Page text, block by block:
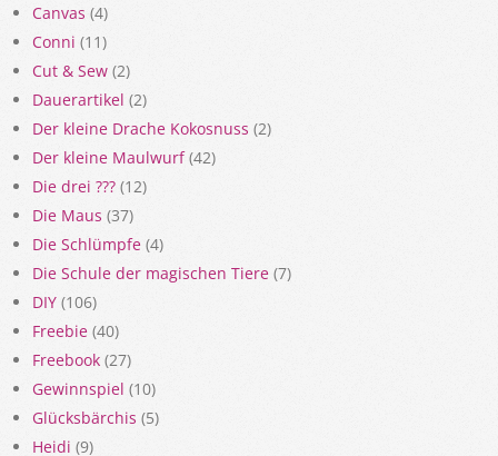
Canvas (4)
Conni (11)
Cut & Sew (2)
Dauerartikel (2)
Der kleine Drache Kokosnuss (2)
Der kleine Maulwurf(42)
Die drei ??? (12)
Die Maus (37)
Die Schlümpfe (4)
Die Schule der magischen Tiere (7)
DIY (106)
Freebie (40)
Freebook (27)
Gewinnspiel (10)
Glücksbärchis (5)
Heidi (9)